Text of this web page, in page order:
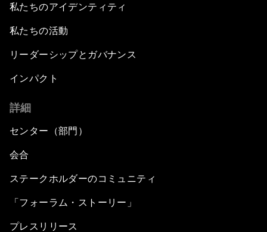
私たちのアイデンティティ
私たちの活動
リーダーシップとガバナンス
インパクト
詳細
センター（部門）
会合
ステークホルダーのコミュニティ
「フォーラム・ストーリー」
プレスリリース